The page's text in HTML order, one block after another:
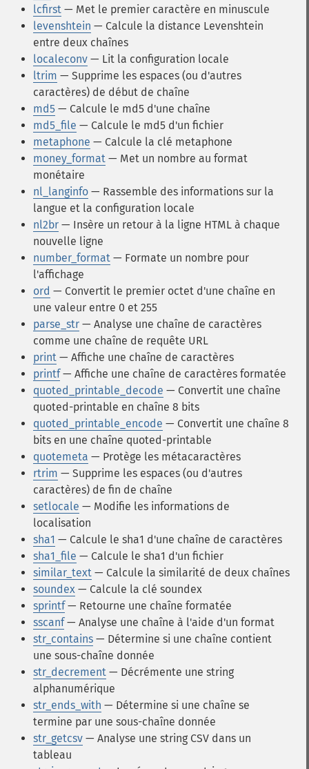
lcfirst — Met le premier caractère en minuscule
levenshtein — Calcule la distance Levenshtein
entre deux chaînes
localeconv — Lit la configuration locale
ltrim — Supprime les espaces (ou d'autres
caractères) de début de chaîne
md5 — Calcule le md5 d'une chaîne
md5_file — Calcule le md5 d'un fichier
metaphone — Calcule la clé metaphone
money_format — Met un nombre au format
monétaire
nl_langinfo — Rassemble des informations sur la
langue et la configuration locale
nl2br — Insère un retour à la ligne HTML à chaque
nouvelle ligne
number_format — Formate un nombre pour
l'affichage
ord — Convertit le premier octet d'une chaîne en
une valeur entre 0 et 255
parse_str — Analyse une chaîne de caractères
comme une chaîne de requête URL
print — Affiche une chaîne de caractères
printf— Affiche une chaîne de caractères formatée
quoted_printable_decode — Convertit une chaîne
quoted-printable en chaîne 8 bits
quoted_printable_encode — Convertit une chaîne 8
bits en une chaîne quoted-printable
quotemeta — Protège les métacaractères
rtrim — Supprime les espaces (ou d'autres
caractères) de fin de chaîne
setlocale — Modifie les informations de
localisation
sha1 — Calcule le sha1 d'une chaîne de caractères
sha1_file — Calcule le sha1 d'un fichier
similar_text — Calcule la similarité de deux chaînes
soundex — Calcule la clé soundex
sprintf— Retourne une chaîne formatée
sscanf— Analyse une chaîne à l'aide d'un format
str_contains — Détermine si une chaîne contient
une sous-chaîne donnée
str_decrement — Décrémente une string
alphanumérique
str_ends_with — Détermine si une chaîne se
termine par une sous-chaîne donnée
str_getcsv — Analyse une string CSV dans un
tableau